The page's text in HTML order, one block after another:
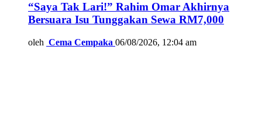
“Saya Tak Lari!” Rahim Omar Akhirnya
Bersuara Isu Tunggakan Sewa RM7,000
oleh Cema Cempaka 06/08/2026, 12:04 am